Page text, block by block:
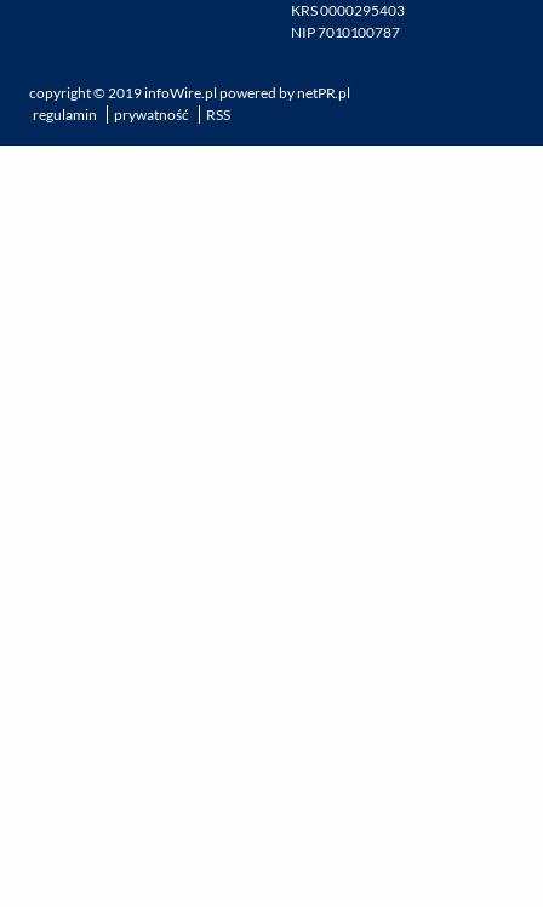
KRS 0000295403
NIP 7010100787
copyright ©2019infoWire.pl powered bynetPR.pl
regulamin
prywatność RSS